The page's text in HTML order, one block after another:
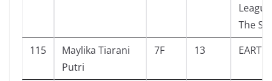
The
115
Maylika Tiarani
Putri
7F 13